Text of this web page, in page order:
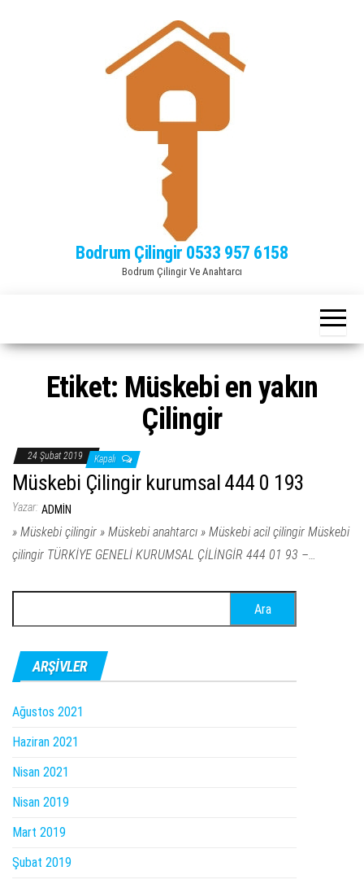
Bodrum Çilingir 0533 957 6158
Bodrum Çilingir Ve Anahtarcı
Etiket: Müskebi en yakın
Çilingir
24 Şubat 2019 Kapalı
Müskebi Çilingir kurumsal 444 0 193
Yazar: ADMIN
» Müskebi çilingir » Müskebi anahtarcı » Müskebi acil çilingir Müskebi
çilingir TÜRKİYE GENELİ KURUMSAL ÇİLİNGİR 444 01 93 –…
ARŞIVLER
Ağustos 2021
Haziran 2021
Nisan 2021
Nisan 2019
Mart 2019
Şubat 2019